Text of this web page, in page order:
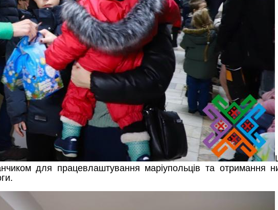
для працевлаштування маріупольців та отримання